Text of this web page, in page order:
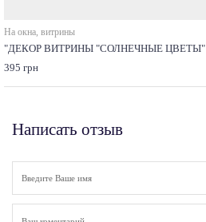
На окна, витрины
"ДЕКОР ВИТРИНЫ "СОЛНЕЧНЫЕ ЦВЕТЫ"
395 грн
Написать отзыв